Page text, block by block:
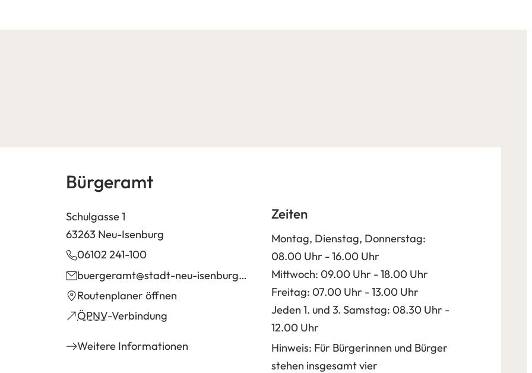
Bürgeramt
Schulgasse 1
63263 Neu-Isenburg
06102 241-100
buergeramt
stadt-neu-isenburg de
Routenplaner öffnen
(Öffnet
in
neuen
ÖPNV-Verbindung
(Öffnet
einem
Weitere Informationen
Zeiten
Montag, Dienstag, Donnerstag:
08.00 Uhr - 16.00 Uhr
Mittwoch: 09.00 Uhr - 18.00 Uhr
Freitag: 07.00 Uhr - 13.00 Uhr
Jeden 1. und 3. Samstag: 08.30 Uhr -
12.00 Uhr
Hinweis: Für Bürgerinnen und Bürger
stehen insgesamt vier